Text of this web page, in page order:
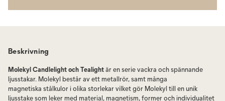
Beskrivning
Molekyl Candlelight och Tealightär en serie vackra och spännande
ljusstakar. Molekyl består av ett metallrör, samt många
magnetiska stålkulor i olika storlekar vilket gör Molekyl till en unik
ljusstake som leker med material, magnetism, former och individualitet